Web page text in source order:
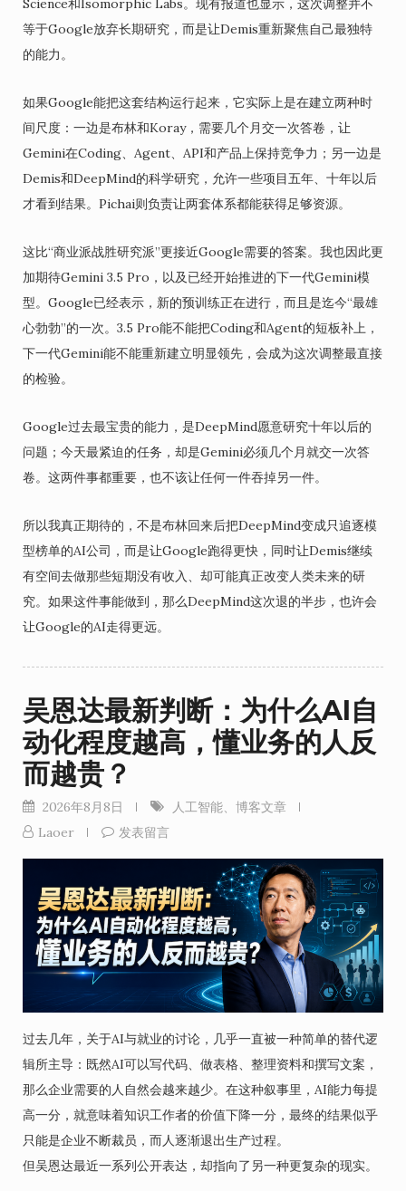
Science和Isomorphic Labs。现有报道也显示，这次调整并不
等于Google放弃长期研究，而是让Demis重新聚焦自己最独特
的能力。
如果Google能把这套结构运行起来，它实际上是在建立两种时
间尺度：一边是布林和Koray，需要几个月交一次答卷，让
Gemini在Coding、Agent、API和产品上保持竞争力；另一边是
Demis和DeepMind的科学研究，允许一些项目五年、十年以后
才看到结果。Pichai则负责让两套体系都能获得足够资源。
这比“商业派战胜研究派”更接近Google需要的答案。我也因此更
加期待Gemini 3.5 Pro，以及已经开始推进的下一代Gemini模
型。Google已经表示，新的预训练正在进行，而且是迄今“最雄
心勃勃”的一次。3.5 Pro能不能把Coding和Agent的短板补上，
下一代Gemini能不能重新建立明显领先，会成为这次调整最直接
的检验。
Google过去最宝贵的能力，是DeepMind愿意研究十年以后的
问题；今天最紧迫的任务，却是Gemini必须几个月就交一次答
卷。这两件事都重要，也不该让任何一件吞掉另一件。
所以我真正期待的，不是布林回来后把DeepMind变成只追逐模
型榜单的AI公司，而是让Google跑得更快，同时让Demis继续
有空间去做那些短期没有收入、却可能真正改变人类未来的研
究。如果这件事能做到，那么DeepMind这次退的半步，也许会
让Google的AI走得更远。
吴恩达最新判断：为什么AI自
动化程度越高，懂业务的人反
而越贵？
2026年8月8日 人工智能、 博客文章
Laoer
发表留言
过去几年，关于AI与就业的讨论，几乎一直被一种简单的替代逻
辑所主导：既然AI可以写代码、做表格、整理资料和撰写文案，
那么企业需要的人自然会越来越少。在这种叙事里，AI能力每提
高一分，就意味着知识工作者的价值下降一分，最终的结果似乎
只能是企业不断裁员，而人逐渐退出生产过程。
但吴恩达最近一系列公开表达，却指向了另一种更复杂的现实。